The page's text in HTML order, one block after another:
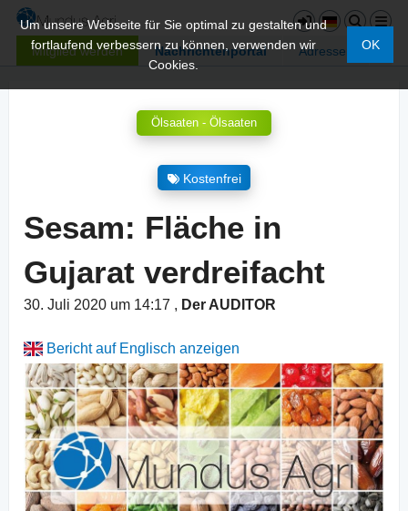
Mitglied werden Nachrichtenportal Adressen
Um unsere Webseite für Sie optimal zu gestalten und
fortlaufend verbessern zu können, verwenden wir
Cookies.
OK
Ölsaaten - Ölsaaten
Kostenfrei
Sesam: Fläche in
Gujarat verdreifacht
30. Juli 2020 um 14:17 , Der AUDITOR
Bericht auf Englisch anzeigen